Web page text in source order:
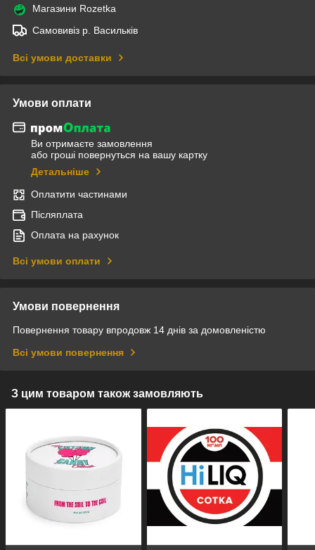
Магазини Rozetka
Самовивіз р. Васильків
Всі умови доставки
Умови оплати
Ви отримаєте замовлення
або гроші повернуться на вашу картку
Детальніше
Оплатити частинами
Післяплата
Оплата на рахунок
Всі умови оплати
Умови повернення
Повернення товару впродовж 14 днів за домовленістю
Всі умови повернення
З цим товаром також замовляють